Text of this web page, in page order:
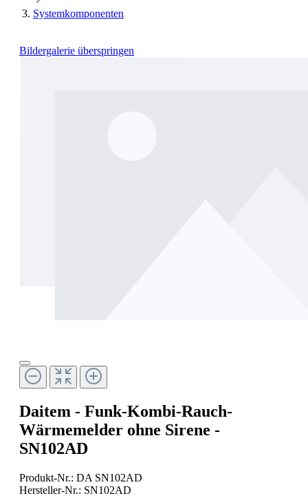
Systemkomponenten
Bildergalerie überspringen
Daitem - Funk-Kombi-Rauch-
Wärmemelder ohne Sirene -
SN102AD
Produkt-Nr.: DA SN102AD
Hersteller-Nr.: SN102AD